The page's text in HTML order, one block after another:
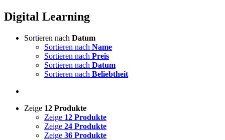
Digital Learning
Sortieren nach Datum
Sortieren nach Name
Sortieren nach Preis
Sortieren nach Datum
Sortieren nach Beliebtheit
Zeige 12 Produkte
Zeige 12 Produkte
Zeige 24 Produkte
Zeige 36 Produkte